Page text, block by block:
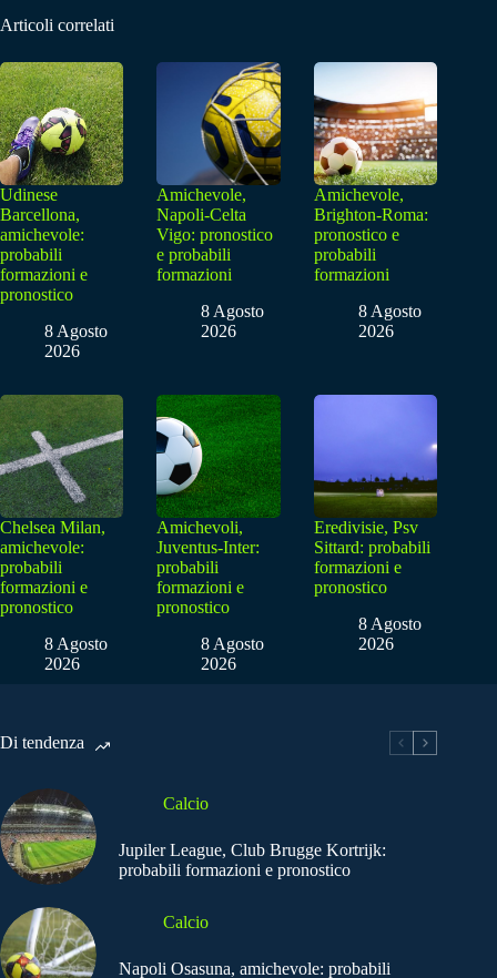
Articoli correlati
Udinese
Barcellona,
amichevole:
probabili
formazioni e
pronostico
8 Agosto
2026
Amichevole,
Napoli-Celta
Vigo: pronostico
e probabili
formazioni
8 Agosto
2026
Amichevole,
Brighton-Roma:
pronostico e
probabili
formazioni
8 Agosto
2026
Chelsea Milan,
amichevole:
probabili
formazioni e
pronostico
8 Agosto
2026
Amichevoli,
Juventus-Inter:
probabili
formazioni e
pronostico
8 Agosto
2026
Eredivisie, Psv
Sittard: probabili
formazioni e
pronostico
8 Agosto
2026
Di tendenza
Calcio
Jupiler League, Club Brugge Kortrijk:
probabili formazioni e pronostico
Calcio
Napoli Osasuna, amichevole: probabili